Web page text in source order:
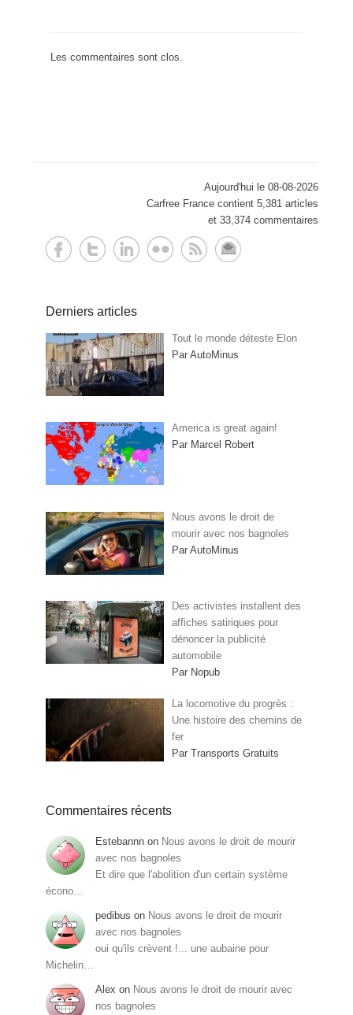
Les commentaires sont clos.
Aujourd'hui le 08-08-2026
Carfree France contient 5,381 articles
et 33,374 commentaires
Derniers articles
Tout le monde déteste Elon
Par AutoMinus
America is great again!
Par Marcel Robert
Nous avons le droit de
mourir avec nos bagnoles
Par AutoMinus
Des activistes installent des
affiches satiriques pour
dénoncer la publicité
automobile
Par Nopub
La locomotive du progrès :
Une histoire des chemins de
fer
Par Transports Gratuits
Commentaires récents
Estebannn on Nous avons le droit de mourir
avec nos bagnoles
Et dire que l'abolition d'un certain système
écono…
pedibus on Nous avons le droit de mourir
avec nos bagnoles
oui qu'ils crèvent !... une aubaine pour
Michelin…
Alex on Nous avons le droit de mourir avec
nos bagnoles